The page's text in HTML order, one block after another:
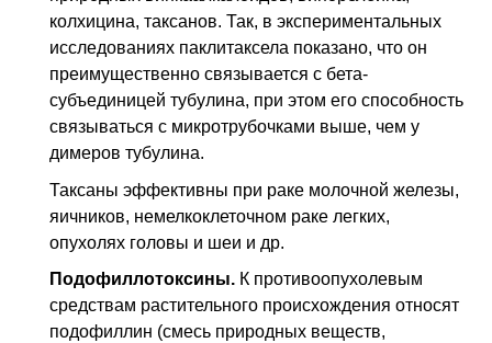
колхицина, таксанов. Так, в экспериментальных
исследованиях паклитаксела показано, что он
преимущественно связывается с бета-
субъединицей тубулина, при этом его способность
связываться с микротрубочками выше, чем у
димеров тубулина.
Таксаны эффективны при раке молочной железы,
яичников, немелкоклеточном раке легких,
опухолях головы и шеи и др.
Подофиллотоксины. К противоопухолевым
средствам растительного происхождения относят
подофиллин (смесь природных веществ,